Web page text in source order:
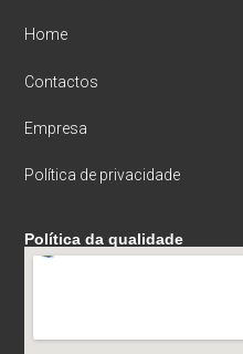
Home
Contactos
Empresa
Política de privacidade
Política da qualidade